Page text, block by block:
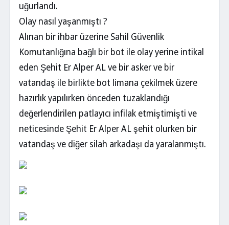
uğurlandı.
Olay nasıl yaşanmıştı ?
Alınan bir ihbar üzerine Sahil Güvenlik
Komutanlığına bağlı bir bot ile olay yerine intikal
eden Şehit Er Alper AL ve bir asker ve bir
vatandaş ile birlikte bot limana çekilmek üzere
hazırlık yapılırken önceden tuzaklandığı
değerlendirilen patlayıcı infilak etmiştimişti ve
neticesinde Şehit Er Alper AL şehit olurken bir
vatandaş ve diğer silah arkadaşı da yaralanmıştı.